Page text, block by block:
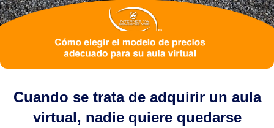
Cuando se trata de adquirir un aula
virtual, nadie quiere quedarse